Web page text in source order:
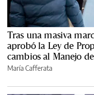
Tras una masiva
aprobó la Ley de
cambios al Manejo
María Cafferata